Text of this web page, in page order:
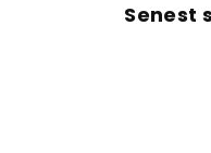
Senest